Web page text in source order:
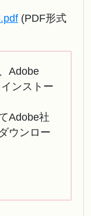
(PDF形式
Adobe
ンストー
Adobe社
ウンロー